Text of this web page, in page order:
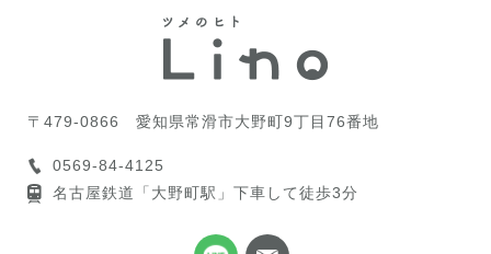
〒479-0866 愛知県常滑市大野町9丁目76番地
0569-84-4125
名古屋鉄道「大野町駅」下車して徒歩3分